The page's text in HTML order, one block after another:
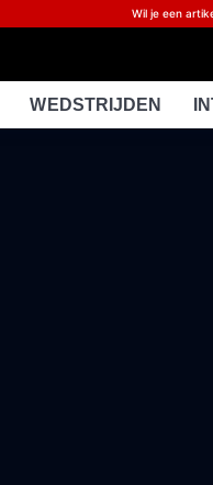
Wil je een
WEDSTRIJDEN